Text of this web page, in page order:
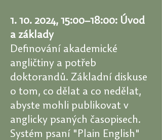
1. 10. 2024, 15:00–18:00: Úvod
a základy
Definování akademické
angličtiny a potřeb
doktorandů. Základní diskuse
o tom, co dělat a co nedělat,
abyste mohli publikovat v
anglicky psaných časopisech.
Systém psaní "Plain English"